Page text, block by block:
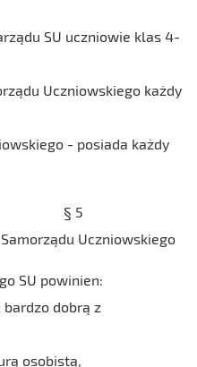
SU uczniowie klas 4-
Uczniowskiego każdy
- posiada każdy
Uczniowskiego
SU powinien:
bardzo dobrą z
osobistą,